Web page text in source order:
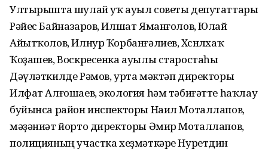
Ултырышта шулай уҡ ауыл советы депутаттары
Рәйес Байназаров, Илшат Яманғолов, Юлай
Айытҡолов, Илнур Ҡорбанғәлиев, Хөснөлхаҡ
Ҡоҙашев, Воскресенка ауылы старостаһы
Дәүләткилде Рәмов, урта мәктәп директоры
Илфат Алғошаев, экология һәм тәбиғәтте һаҡлау
буйынса район инспекторы Наил Моталлапов,
мәҙәниәт йорто директоры Әмир Моталлапов,
полицияның участка хеҙмәткәре Нуретдин